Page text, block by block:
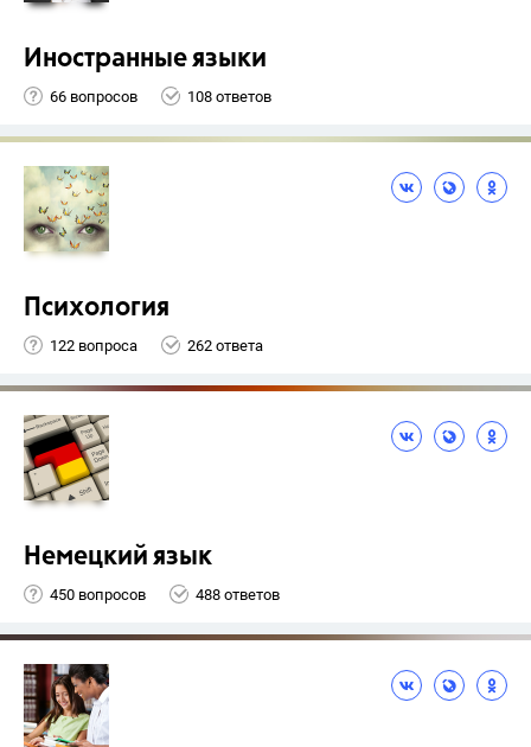
Иностранные языки
66 вопросов 108 ответов
Психология
122 вопроса 262 ответа
Немецкий язык
450 вопросов 488 ответов